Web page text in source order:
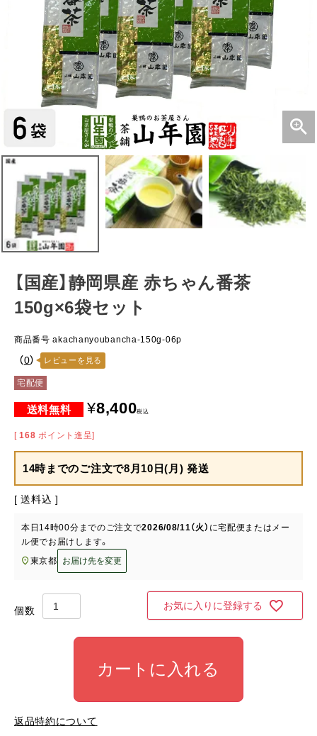
【国産】静岡県産 赤ちゃん番茶
150g×6袋セット
商品番号 akachanyoubancha-150g-06p
（0） レビューを見る
宅配便
¥8,400税込
[ 168 ポイント進呈]
14時までのご注文で8月10日(月) 発送
送料込
本日 14時00分 までのご注文で2026/08/11（火） に宅配便またはメー
ル便でお届けします。
東京都
お届け先を変更
お気に入りに登録する
カートに入れる
返品特約について